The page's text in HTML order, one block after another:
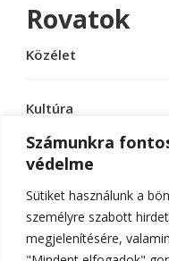
Számunkra
védelme
Sütiket használunk a
személyre szabott
megjelenítésére,
Rovatok
Közélet
Kultúra
Sport
Tudomány